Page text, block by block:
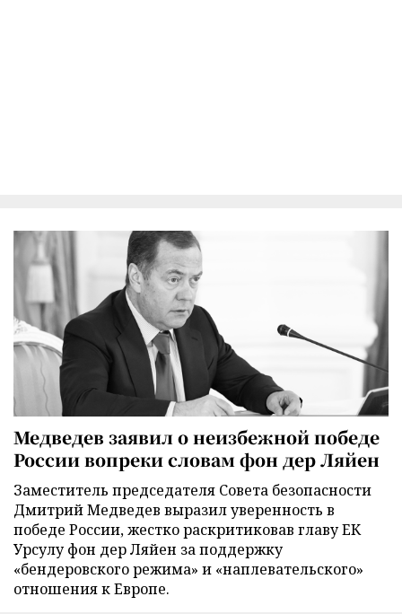
Медведев заявил о неизбежной победе
России вопреки словам фон дер Ляйен
Заместитель председателя Совета безопасности
Дмитрий Медведев выразил уверенность в
победе России, жестко раскритиковав главу ЕК
Урсулу фон дер Ляйен за поддержку
«бендеровского режима» и «наплевательского»
отношения к Европе.